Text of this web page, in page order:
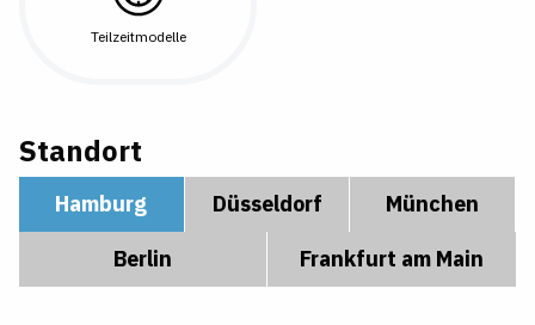
Teilzeitmodelle
Standort
Hamburg Düsseldorf
München
Berlin
Frankfurt am Main